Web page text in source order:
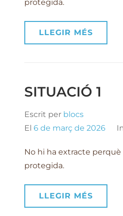
protegida.
LLEGIR MÉS
SITUACIÓ 1
Escrit per blocs
El 6 de març de 2026
No hi ha extracte perquè
protegida.
LLEGIR MÉS